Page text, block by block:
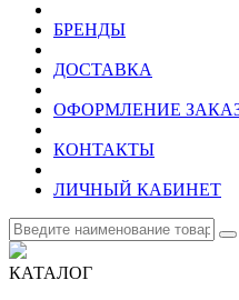
БРЕНДЫ
ДОСТАВКА
ОФОРМЛЕНИЕ
КОНТАКТЫ
ЛИЧНЫЙ КАБИНЕТ
КАТАЛОГ